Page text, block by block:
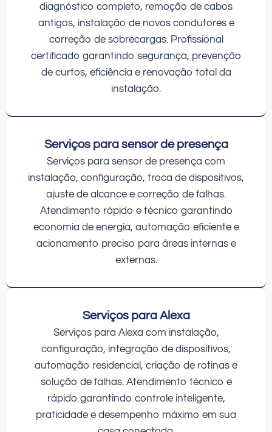
diagnóstico completo, remoção de cabos
antigos, instalação de novos condutores e
correção de sobrecargas. Profissional
certificado garantindo segurança, prevenção
de curtos, eficiência e renovação total da
instalação.
Serviços para sensor de presença
Serviços para sensor de presença com
instalação, configuração, troca de dispositivos,
ajuste de alcance e correção de falhas.
Atendimento rápido e técnico garantindo
economia de energia, automação eficiente e
acionamento preciso para áreas internas e
externas.
Serviços para Alexa
Serviços para Alexa com instalação,
configuração, integração de dispositivos,
automação residencial, criação de rotinas e
solução de falhas. Atendimento técnico e
rápido garantindo controle inteligente,
praticidade e desempenho máximo em sua